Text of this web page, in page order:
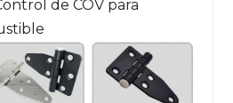
de COV para